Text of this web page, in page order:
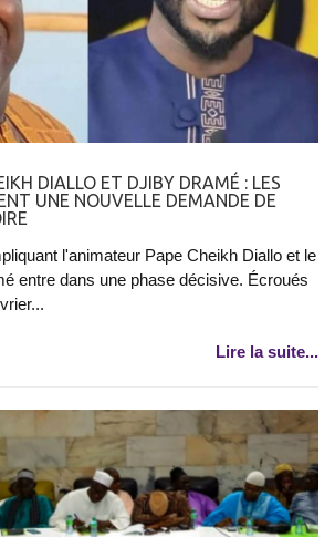
DIALLO ET DJIBY DRAMÉ : LES
UNE NOUVELLE DEMANDE DE
l'animateur Pape Cheikh Diallo et le
entre dans une phase décisive. Écroués
Lire la suite...